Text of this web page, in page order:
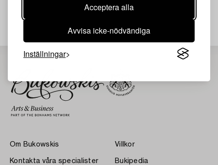
Acceptera alla
Avvisa icke-nödvändiga
Inställningar
Din sökning gav ingen träff just nu.
Om Bukowskis
Kontakta våra specialister
Villkor
Bukipedia